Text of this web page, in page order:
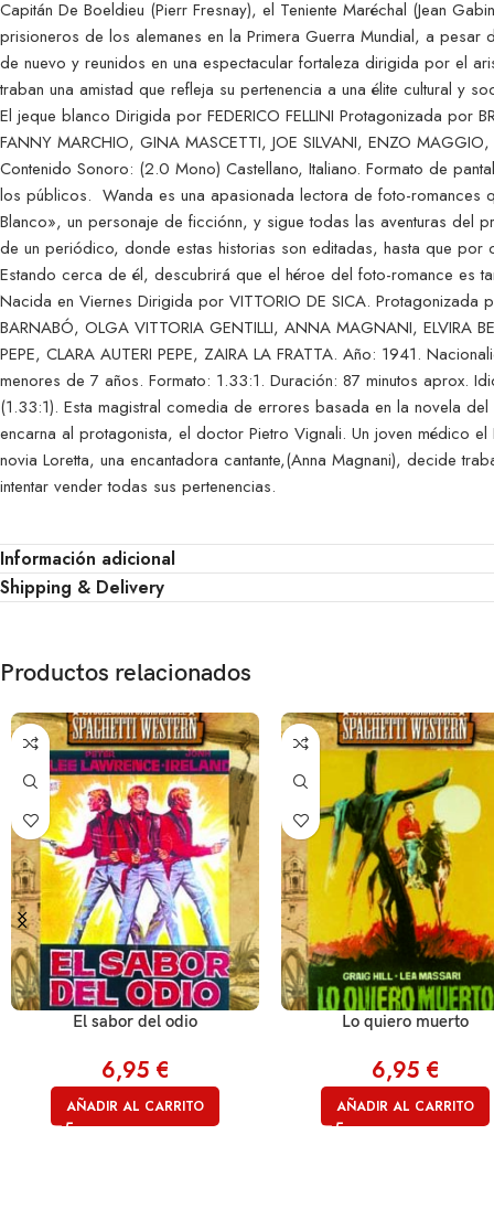
Capitán De Boeldieu (Pierr Fresnay), el Teniente Maréchal (Jean
prisioneros de los alemanes en la Primera Guerra Mundial, a
de nuevo y reunidos en una espectacular fortaleza dirigida por el
traban una amistad que refleja su pertenencia a una élite cultural y
El jeque blanco Dirigida por FEDERICO FELLINI Protagonizada por
FANNY MARCHIO, GINA MASCETTI, JOE SILVANI, ENZO
Contenido Sonoro: (2.0 Mono) Castellano, Italiano. Formato de
los públicos. Wanda es una apasionada lectora de foto-romances
Blanco», un personaje de ficciónn, y sigue todas las aventuras del
de un periódico, donde estas historias son editadas, hasta que
Estando cerca de él, descubrirá que el héroe del foto-romance es
Nacida en Viernes Dirigida por VITTORIO DE SICA. Protagonizada
BARNABÓ, OLGA VITTORIA GENTILLI, ANNA MAGNANI, ELVIRA
PEPE, CLARA AUTERI PEPE, ZAIRA LA FRATTA. Año: 1941.
menores de 7 años. Formato: 1.33:1. Duración: 87 minutos aprox.
(1.33:1). Esta magistral comedia de errores basada en la novela
encarna al protagonista, el doctor Pietro Vignali. Un joven médico
novia Loretta, una encantadora cantante,(Anna Magnani), decide
intentar vender todas sus pertenencias.
Información adicional
Shipping & Delivery
Productos relacionados
El sabor del odio
6,95 €
AÑADIR AL CARRITO
Lo quiero muerto
6,95 €
AÑADIR AL CARRITO